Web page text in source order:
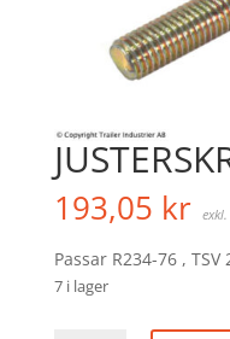
193,05 kr
Passar R234-76 , TSV
7 i lager